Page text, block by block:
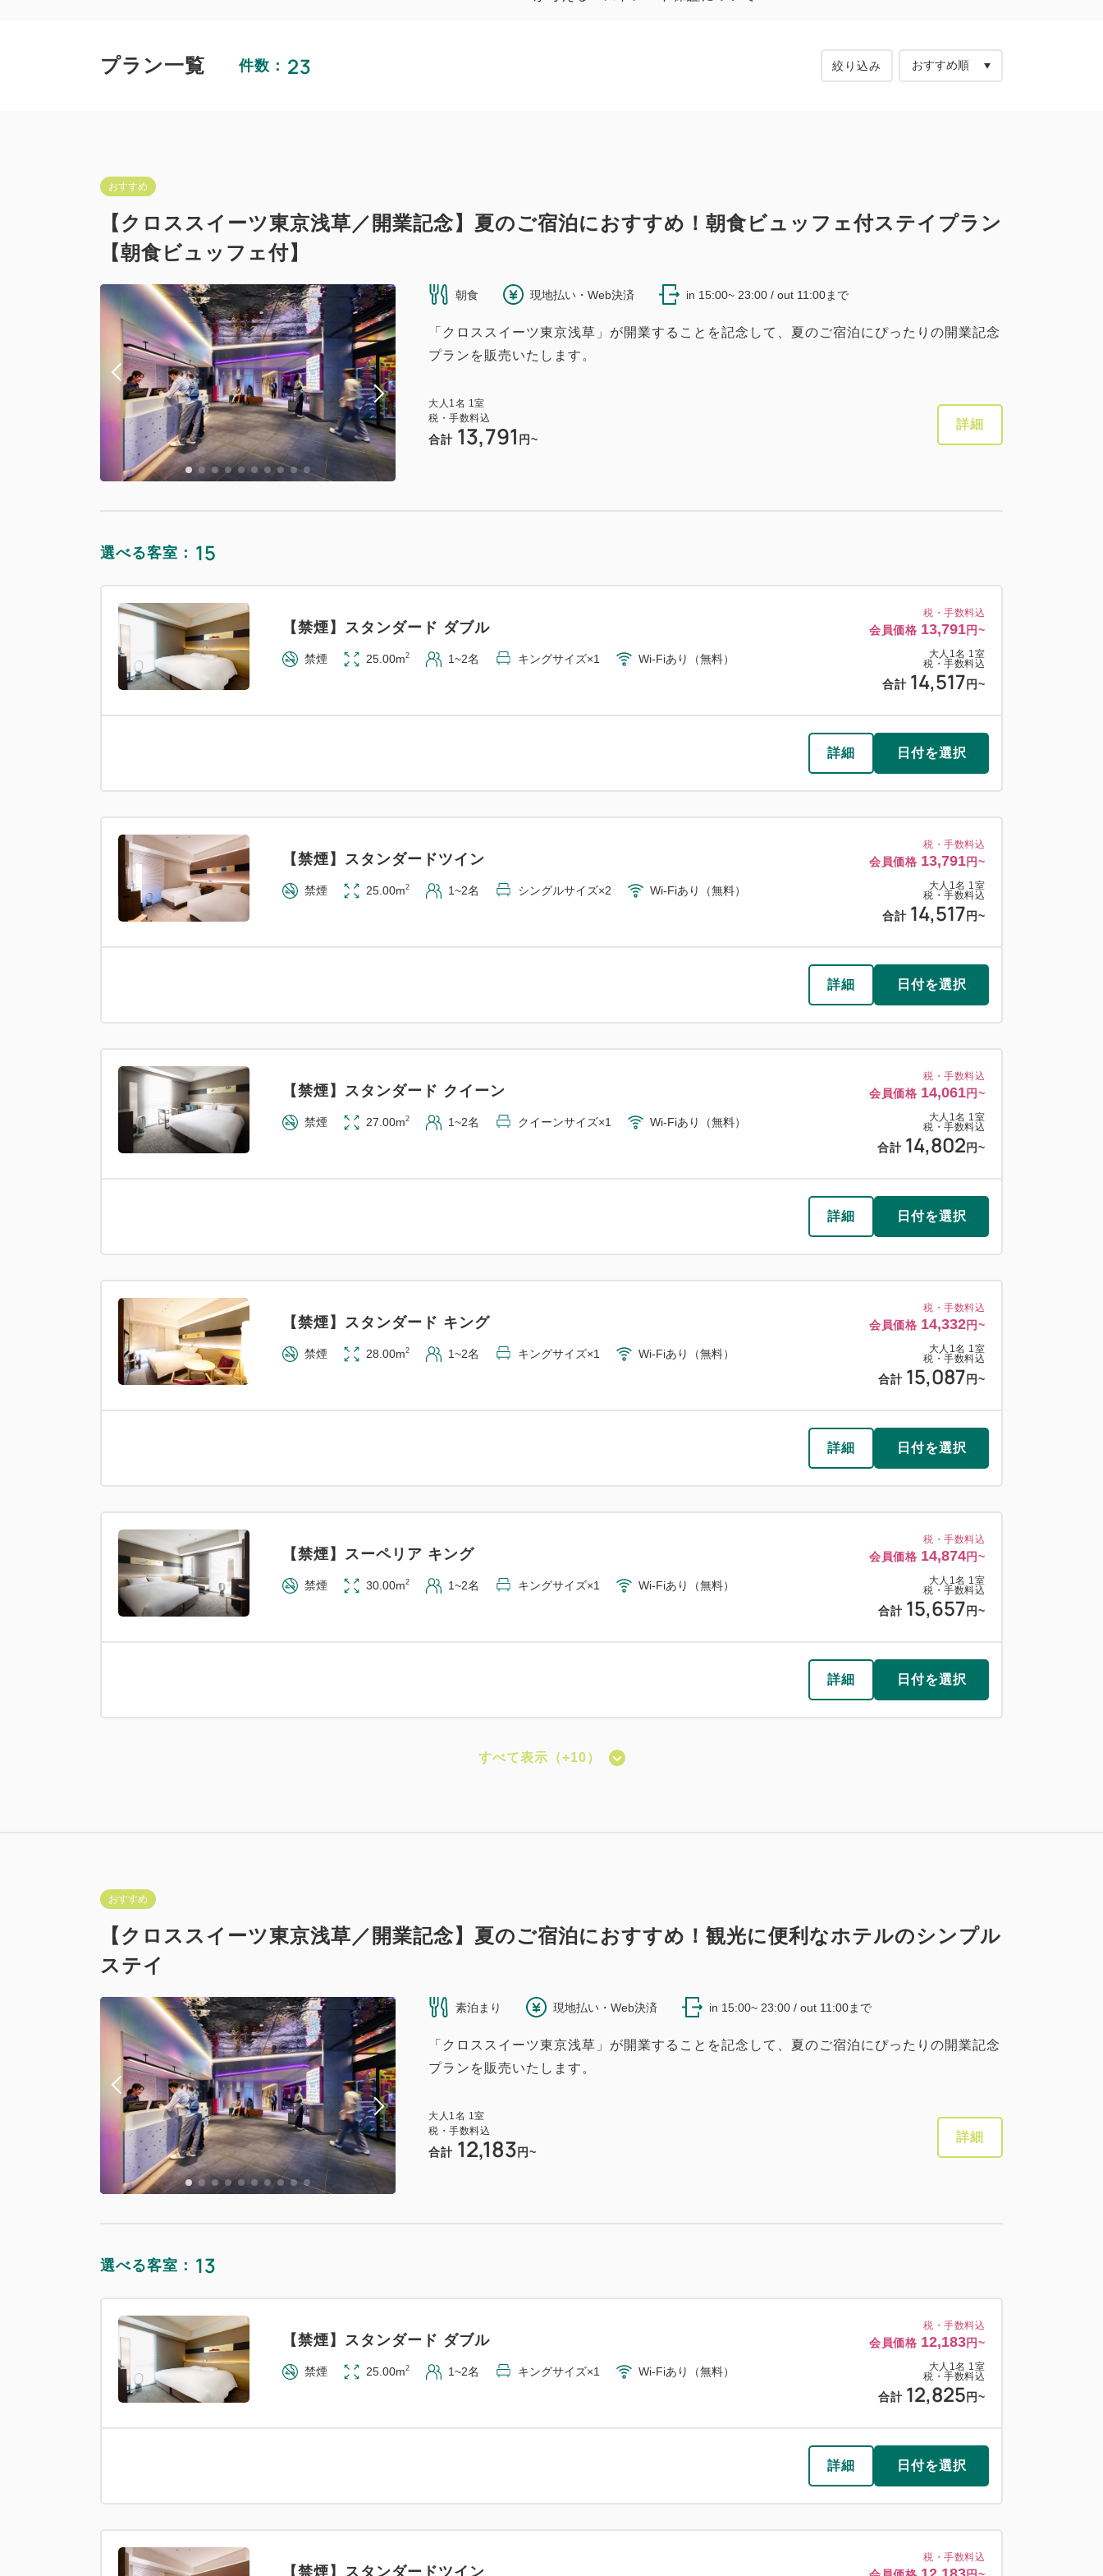
プラン一覧 件数： 23 絞り込み
おすすめ
【クロススイーツ東京浅草／開業記念】夏のご宿泊におすすめ！朝食ビュッフェ付ステイプラン
【朝食ビュッフェ付】
朝食 現地払い・Web決済 in 15:00~ 23:00 / out 11:00まで
「クロススイーツ東京浅草」が開業することを記念して、夏のご宿泊にぴったりの開業記念
プランを販売いたします。
大人 1名 1室
税・手数料込
合計 13,791 円~
詳細
選べる客室： 15
税・手数料込
会員価格 13,791円~
大人 1名 1室
税・手数料込
合計 14,517 円~
【禁煙】スタンダード ダブル
禁煙 25.00m2 1~2名 キングサイズ×1 Wi-Fiあり（無料）
詳細 日付を選択
税・手数料込
会員価格 13,791円~
大人 1名 1室
税・手数料込
合計 14,517 円~
【禁煙】スタンダードツイン
禁煙 25.00m2 1~2名 シングルサイズ×2 Wi-Fiあり（無料）
詳細 日付を選択
税・手数料込
会員価格 14,061円~
大人 1名 1室
税・手数料込
合計 14,802 円~
【禁煙】スタンダード クイーン
禁煙 27.00m2 1~2名 クイーンサイズ×1 Wi-Fiあり（無料）
詳細 日付を選択
税・手数料込
会員価格 14,332円~
大人 1名 1室
税・手数料込
合計 15,087 円~
【禁煙】スタンダード キング
禁煙 28.00m2 1~2名 キングサイズ×1 Wi-Fiあり（無料）
詳細 日付を選択
税・手数料込
会員価格 14,874円~
大人 1名 1室
税・手数料込
合計 15,657 円~
【禁煙】スーペリア キング
禁煙 30.00m2 1~2名 キングサイズ×1 Wi-Fiあり（無料）
詳細 日付を選択
【禁煙】アクセシブル ツイン
禁煙 バリアーフリー設計の客室です 1~2名 シングルサイズ×2
Wi-Fiあり（無料）
日付を選択
税・手数料込
17,367円~
日付を選択
税・手数料込
17,367円~
すべて表示（+10）
おすすめ
【クロススイーツ東京浅草／開業記念】夏のご宿泊におすすめ！観光に便利なホテルのシンプル
ステイ
素泊まり 現地払い・Web決済 in 15:00~ 23:00 / out 11:00まで
「クロススイーツ東京浅草」が開業することを記念して、夏のご宿泊にぴったりの開業記念
プランを販売いたします。
大人 1名 1室
税・手数料込
合計 12,183 円~
詳細
選べる客室： 13
税・手数料込
会員価格 12,183円~
大人 1名 1室
税・手数料込
合計 12,825 円~
【禁煙】スタンダード ダブル
禁煙 25.00m2 1~2名 キングサイズ×1 Wi-Fiあり（無料）
詳細 日付を選択
税・手数料込
【禁煙】スタンダードツイン